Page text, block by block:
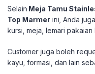
Selain Meja Tamu
Top Marmer ini, Anda
kursi, meja, lemari
Customer juga boleh
kayu, formasi, dan lain